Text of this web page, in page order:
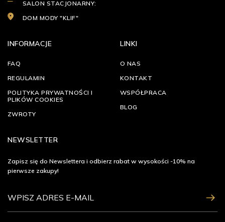
SALON STACJONARNY:
DOM MODY "KLIF"
INFORMACJE
FAQ
REGULAMIN
POLITYKA PRYWATNOŚCI I
PLIKÓW COOKIES
ZWROTY
LINKI
O NAS
KONTAKT
WSPÓŁPRACA
BLOG
NEWSLETTER
Zapisz się do Newslettera i odbierz rabat w wysokości -10% na
pierwsze zakupy!